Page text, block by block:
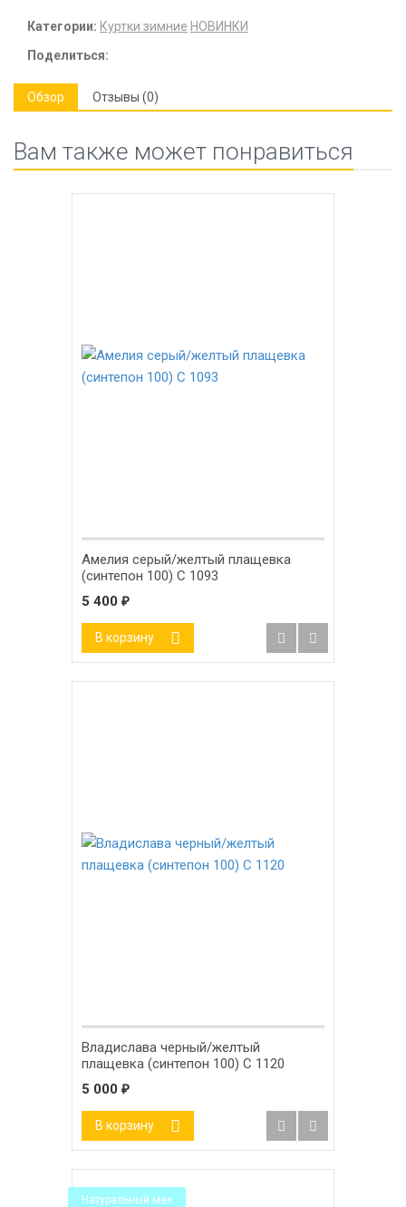
Категории: Куртки зимние НОВИНКИ
Поделиться:
Обзор Отзывы (0)
Вам также может понравиться
Амелия серый/желтый плащевка
(синтепон 100) С 1093
5 400 ₽
В корзину
Владислава черный/желтый
плащевка (синтепон 100) С 1120
5 000 ₽
В корзину
Натуральный мех